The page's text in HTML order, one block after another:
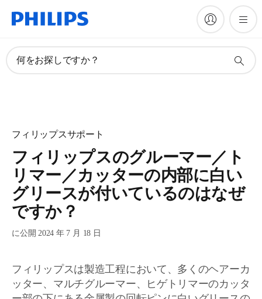
何をお探しですか？
フィリップスサポート
フィリップスのグルーマー／ト
リマー／カッターの内部に白い
グリースが付いているのはなぜ
ですか？
に公開 2024 年 7 月 18 日
フィリップスは製造工程において、多くのヘアーカ
ッター、マルチグルーマー、ヒゲトリマーのカッタ